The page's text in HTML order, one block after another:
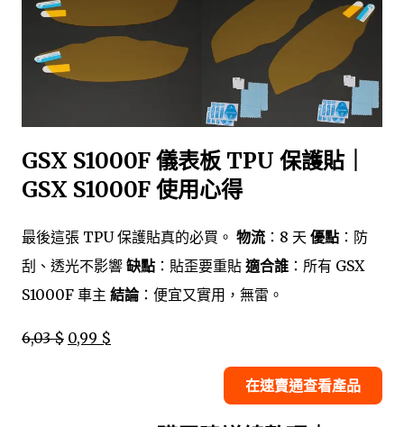
GSX S1000F 儀表板 TPU 保護貼｜
GSX S1000F 使用心得
最後這張 TPU 保護貼真的必買。 物流 ：8 天 優點 ：防
刮、透光不影響 缺點 ：貼歪要重貼 適合誰 ：所有 GSX
S1000F 車主 結論：便宜又實用，無雷。
6,03 $ 0,99 $
在速賣通查看產品